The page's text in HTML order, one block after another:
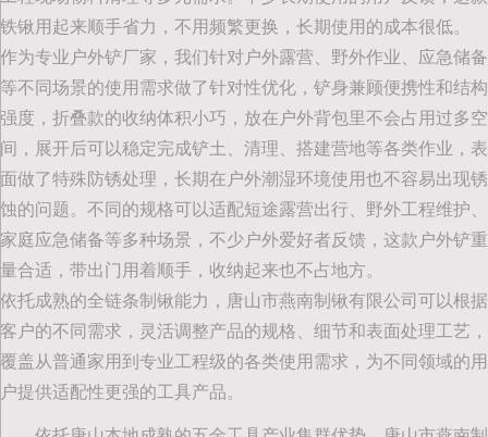
铁锹用起来顺手省力，不用频繁更换，长期使用的成本很低。
作为专业户外铲厂家，我们针对户外露营、野外作业、应急储备
等不同场景的使用需求做了针对性优化，铲身兼顾便携性和结构
强度，折叠款的收纳体积小巧，放在户外背包里不会占用过多空
间，展开后可以稳定完成铲土、清理、搭建营地等各类作业，表
面做了特殊防锈处理，长期在户外潮湿环境使用也不容易出现锈
蚀的问题。不同的规格可以适配短途露营出行、野外工程维护、
家庭应急储备等多种场景，不少户外爱好者反馈，这款户外铲重
量合适，带出门用着顺手，收纳起来也不占地方。
依托成熟的全链条制锹能力，唐山市燕南制锹有限公司可以根据
客户的不同需求，灵活调整产品的规格、细节和表面处理工艺，
覆盖从普通家用到专业工程级的各类使用需求，为不同领域的用
户提供适配性更强的工具产品。